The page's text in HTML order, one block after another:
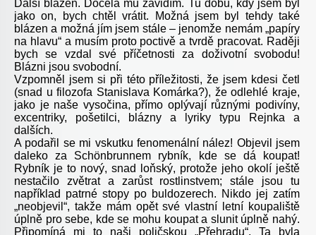
Další blázen. Docela mu závidím. Tu dobu, kdy jsem byl
jako on, bych chtěl vrátit. Možná jsem byl tehdy také
blázen a možná jím jsem stále – jenomže nemám „papíry
na hlavu“ a musím proto poctivě a tvrdě pracovat. Raději
bych se vzdal své příčetnosti za doživotní svobodu!
Blázni jsou svobodní.
Vzpomněl jsem si při této příležitosti, že jsem kdesi četl
(snad u filozofa Stanislava Komárka?), že odlehlé kraje,
jako je naše vysočina, přímo oplývají různými podivíny,
excentriky, pošetilci, blázny a lyriky typu Rejnka a
dalších.
A podařil se mi vskutku fenomenální nález! Objevil jsem
daleko za Schönbrunnem rybník, kde se dá koupat!
Rybník je to nový, snad loňský, protože jeho okolí ještě
nestačilo zvětrat a zarůst rostlinstvem; stále jsou tu
například patrné stopy po buldozerech. Nikdo jej zatím
„neobjevil“, takže mám opět své vlastní letní koupaliště
úplně pro sebe, kde se mohu koupat a slunit úplně nahý.
Připomíná mi to naši poličskou „Přehradu“. Ta byla